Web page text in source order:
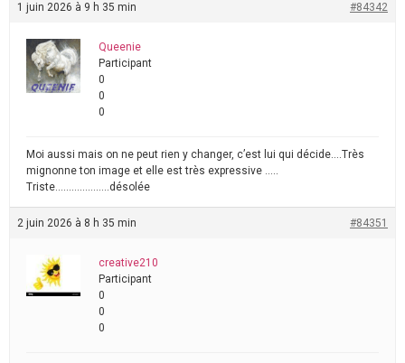
1 juin 2026 à 9 h 35 min #84342
Queenie
Participant
0
0
0
Moi aussi mais on ne peut rien y changer, c’est lui qui décide….Très
mignonne ton image et elle est très expressive …..
Triste………………..désolée
2 juin 2026 à 8 h 35 min #84351
creative210
Participant
0
0
0